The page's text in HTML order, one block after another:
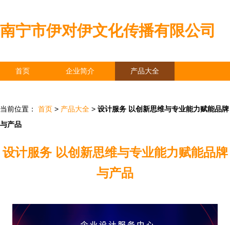
南宁市伊对伊文化传播有限公司
首页 企业简介 产品大全
当前位置： 首页 > 产品大全 > 设计服务 以创新思维与专业能力赋能品牌
与产品
设计服务 以创新思维与专业能力赋能品牌
与产品